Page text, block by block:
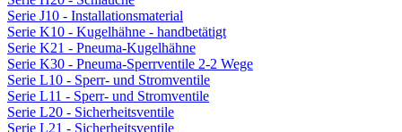
Serie J10 - Installationsmaterial
Serie K10 - Kugelhähne - handbetätigt
Serie K21 - Pneuma-Kugelhähne
Serie K30 - Pneuma-Sperrventile 2-2 Wege
Serie L10 - Sperr- und Stromventile
Serie L11 - Sperr- und Stromventile
Serie L20 - Sicherheitsventile
Serie L21 - Sicherheitsventile